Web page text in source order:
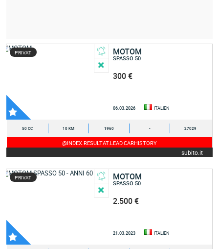
PRIVAT MOTOM
SPASSO 50
300 €
06.03.2026 ITALIEN
50 CC 10 KM 1960 - 27029
@INDEX.RESULTAT.LEAD.CARHISTORY
subito.it
PRIVAT MOTOM
SPASSO 50
2.500 €
21.03.2023 ITALIEN